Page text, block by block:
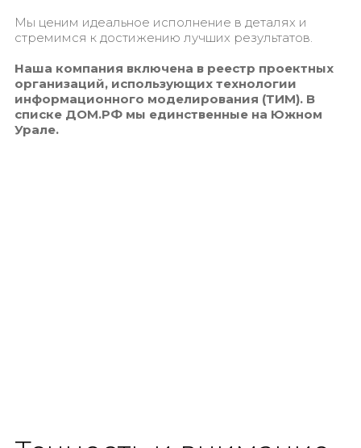
Мы ценим идеальное исполнение в деталях и
стремимся к достижению лучших результатов.
Наша компания включена в реестр проектных
организаций, использующих технологии
информационного моделирования (ТИМ). В
списке ДОМ.РФ мы единственные на Южном
Урале.